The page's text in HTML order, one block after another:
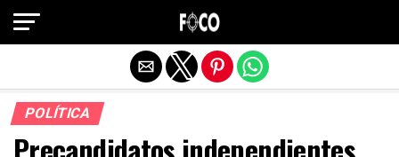
POLÍTICA
Salir de la versión móvil